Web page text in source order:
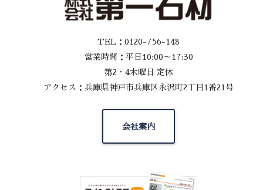
TEL：0120-756-148
営業時間：平日10:00～17:30
第2・4木曜日 定休
アクセス：兵庫県神戸市兵庫区永沢町2丁目1番21号
会社案内